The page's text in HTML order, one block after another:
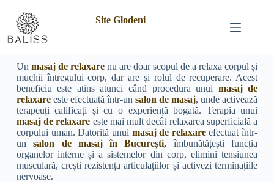
Site Glodeni
Un masaj de relaxarenu are doar scopul de a relaxa corpul și
muchii întregului corp, dar are și rolul de recuperare. Acest
beneficiu este atins atunci când procedura unui masaj de
relaxareeste efectuată într-un salon de masaj, unde activează
terapeuți calificați și cu o experiență bogată. Terapia unui
masaj de relaxare este mai mult decât relaxarea superficială a
corpului uman. Datorită unui masaj de relaxareefectuat într-
unsalon de masaj în București, îmbunătățești funcția
organelor interne și a sistemelor din corp, elimini tensiunea
musculară, crești rezistența articulațiilor și activezi terminațiile
nervoase.